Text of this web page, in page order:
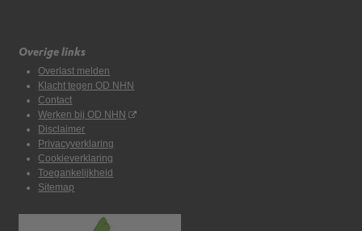
Overige links
Overlast melden
Klacht tegen OD NHN
Contact
Werken bij OD NHN
Disclaimer
Privacyverklaring
Cookieverklaring
Toegankelijkheid
Sitemap